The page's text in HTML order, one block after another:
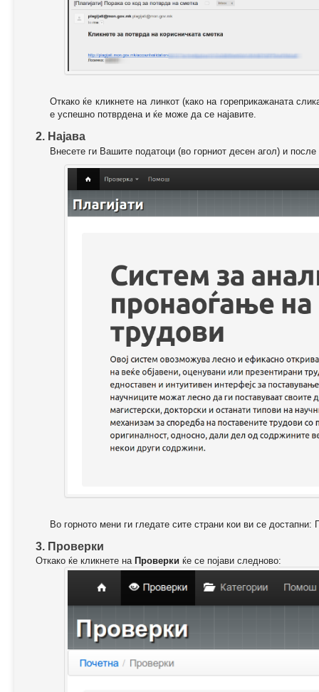
Откако ќе кликнете на линкот (како на гореприкажаната
е успешно потврдена и ќе може да се најавите.
2. Најава
Внесете ги Вашите податоци (во горниот десен агол) и
Во горното мени ги гледате сите страни кои ви се
3. Проверки
Откако ќе кликнете на Проверки ќе се појави следново: